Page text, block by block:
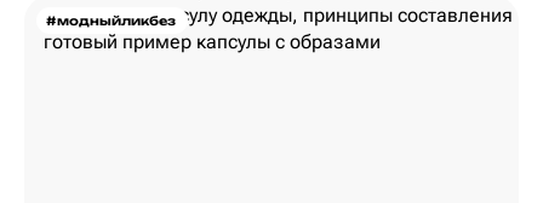
#модныйликбез